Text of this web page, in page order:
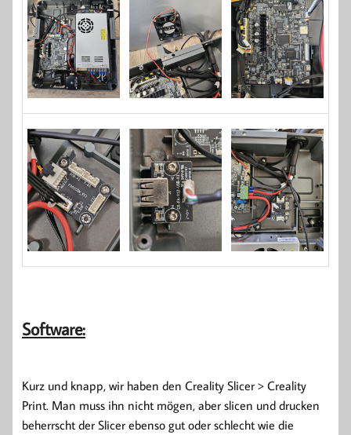
Software:
Kurz und knapp, wir haben den Creality Slicer > Creality
Print. Man muss ihn nicht mögen, aber slicen und drucken
beherrscht der Slicer ebenso gut oder schlecht wie die